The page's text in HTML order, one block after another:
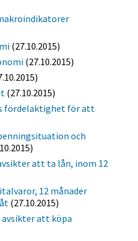
(27.10.2015)
(27.10.2015)
(27.10.2015)
fördelaktighet för att
och
att ta lån, inom 12
12 månader
(27.10.2015)
avsikter att köpa